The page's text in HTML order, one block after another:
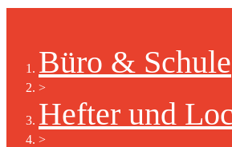
Büro & Schule
>
Hefter und
>